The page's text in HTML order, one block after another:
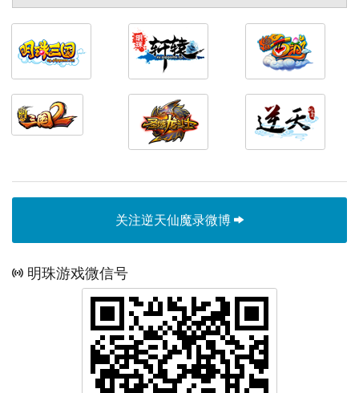
关注逆天仙魔录微博
明珠游戏微信号